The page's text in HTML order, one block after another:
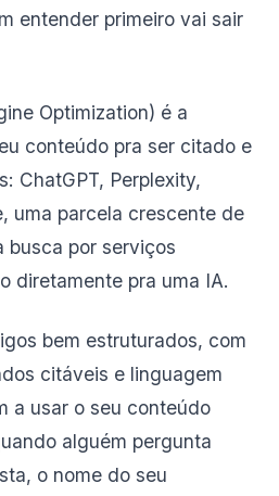
entender primeiro vai sair
Optimization) é a
conteúdo pra ser citado e
ChatGPT, Perplexity,
uma parcela crescente de
busca por serviços
diretamente pra uma IA.
bem estruturados, com
citáveis e linguagem
a usar o seu conteúdo
alguém pergunta
o nome do seu